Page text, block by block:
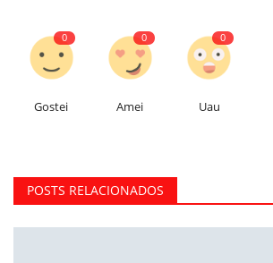
0
Gostei
0
Amei
0
Uau
POSTS RELACIONADOS